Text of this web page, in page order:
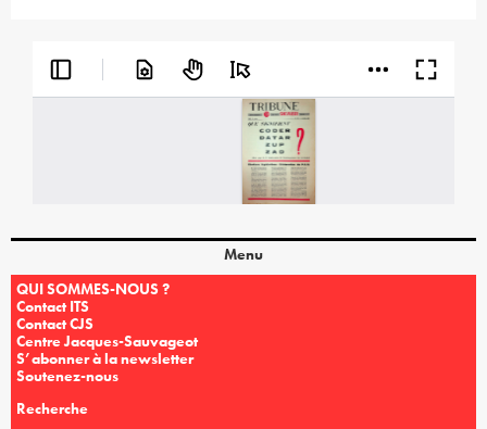
Menu
QUI SOMMES-NOUS ?
Contact ITS
Contact CJS
Centre Jacques-Sauvageot
S’abonner à la newsletter
Soutenez-nous
Recherche